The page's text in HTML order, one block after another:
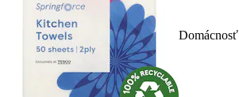
Domácnosť